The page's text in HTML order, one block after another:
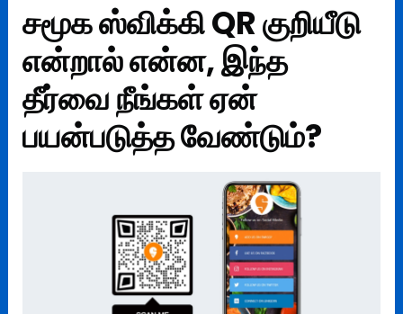
சமூக ஸ்விக்கி QR குறியீடு
என்றால் என்ன, இந்த
தீர்வை நீங்கள் ஏன்
பயன்படுத்த வேண்டும்?